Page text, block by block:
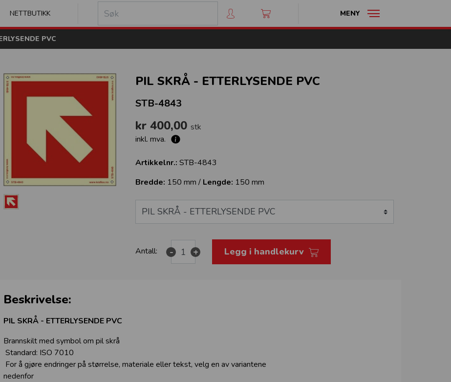
NETTBUTIKK MENY
PVC
PIL SKRÅ - ETTERLYSENDE PVC
STB-4843
kr 400,00stk
inkl. mva.
Artikkelnr.: STB-4843
Bredde: 150 mm / Lengde: 150 mm
Antall: - + Legg i handlekurv
Beskrivelse:
PIL SKRÅ - ETTERLYSENDE PVC
Brannskilt med symbol om pil skrå
Standard: ISO 7010
For å gjøre endringer på størrelse, materiale eller tekst, velg en av variantene
nedenfor